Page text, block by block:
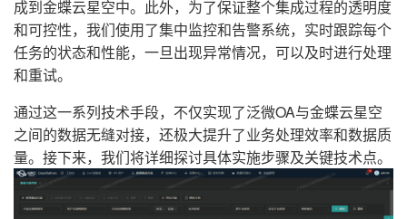
成到金蝶云星空中。此外，为了保证整个集成过程的透明度
和可控性，我们使用了集中监控和告警系统，实时跟踪每个
任务的状态和性能，一旦出现异常情况，可以及时进行处理
和重试。
通过这一系列技术手段，不仅实现了泛微OA与金蝶云星空
之间的数据无缝对接，还极大提升了业务处理效率和数据质
量。接下来，我们将详细探讨具体实施步骤及关键技术点。